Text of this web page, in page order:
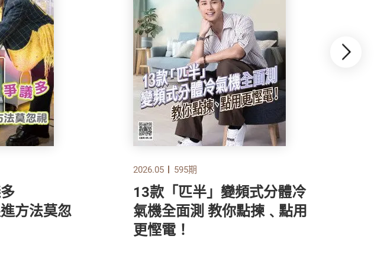
方法莫忽
2026.05 595期
13款「匹半」變頻式分體冷
氣機全面測 教你點揀﹑點用
更慳電！